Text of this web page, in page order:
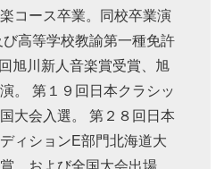
コース卒業。同校卒業演
高等学校教諭第一種免許
旭川新人音楽賞受賞、旭
。 第１９回日本クラシッ
大会入選。 第２８回日本
ィションE部門北海道大